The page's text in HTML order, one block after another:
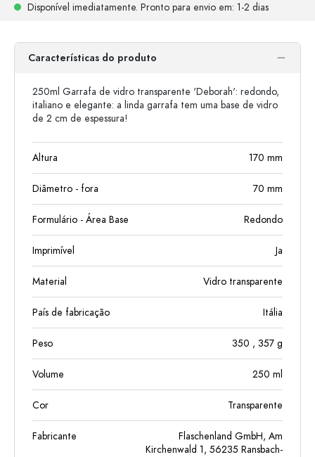
Disponível imediatamente. Pronto para envio em: 1-2 dias
Características do produto
250ml Garrafa de vidro transparente 'Deborah': redondo,
italiano e elegante: a linda garrafa tem uma base de vidro
de 2 cm de espessura!
Altura 170 mm
Diâmetro - fora 70 mm
Formulário - Área Base Redondo
Imprimível Ja
Material Vidro transparente
País de fabricação Itália
Peso 350 , 357 g
Volume 250 ml
Cor Transparente
Fabricante
Flaschenland GmbH, Am
Kirchenwald 1, 56235 Ransbach-